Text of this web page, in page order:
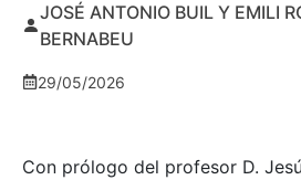
JOSÉ ANTONIO BUIL Y EMILI
BERNABEU
29/05/2026
Con prólogo del profesor D.